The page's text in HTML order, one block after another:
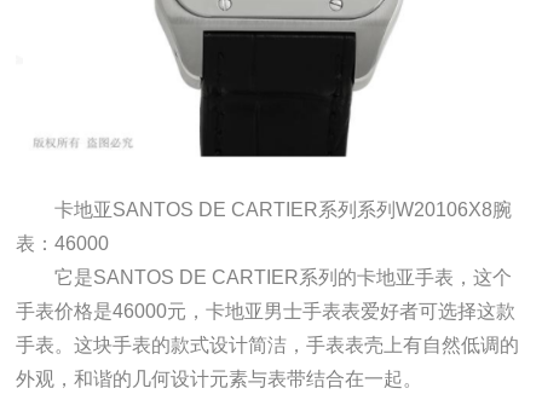
卡地亚SANTOS DE CARTIER系列系列W20106X8腕
表：46000
它是SANTOS DE CARTIER系列的卡地亚手表，这个
手表价格是46000元，卡地亚男士手表表爱好者可选择这款
手表。这块手表的款式设计简洁，手表表壳上有自然低调的
外观，和谐的几何设计元素与表带结合在一起。